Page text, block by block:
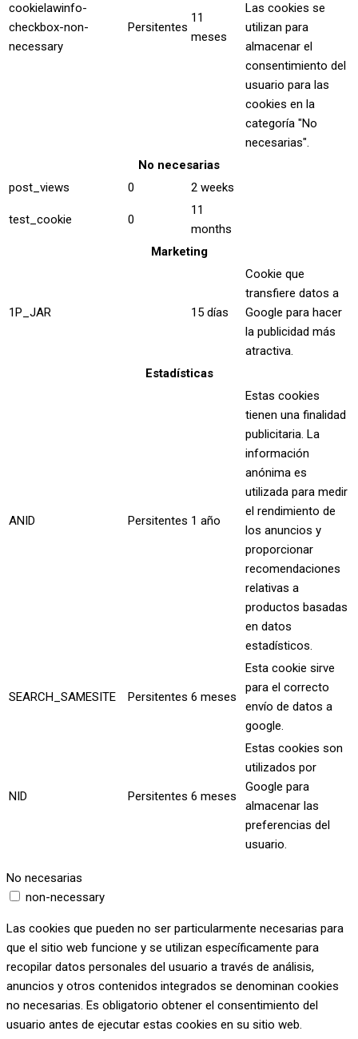
cookielawinfo-
checkbox-non-
necessary
Persitentes
11
meses
Las cookies se
utilizan para
almacenar el
consentimiento del
usuario para las
cookies en la
categoría "No
necesarias".
No necesarias
post_views
0 2 weeks
test_cookie 0
11
months
Marketing
1P_JAR 15 días
Cookie que
transfiere datos a
Google para hacer
la publicidad más
atractiva.
Estadísticas
ANID Persitentes 1 año
Estas cookies
tienen una finalidad
publicitaria. La
información
anónima es
utilizada para medir
el rendimiento de
los anuncios y
proporcionar
recomendaciones
relativas a
productos basadas
en datos
estadísticos.
SEARCH_SAMESITE Persitentes 6 meses
Esta cookie sirve
para el correcto
envío de datos a
google.
NID Persitentes 6 meses
Estas cookies son
utilizados por
Google para
almacenar las
preferencias del
usuario.
No necesarias
non-necessary
Las cookies que pueden no ser particularmente necesarias para
que el sitio web funcione y se utilizan específicamente para
recopilar datos personales del usuario a través de análisis,
anuncios y otros contenidos integrados se denominan cookies
no necesarias. Es obligatorio obtener el consentimiento del
usuario antes de ejecutar estas cookies en su sitio web.